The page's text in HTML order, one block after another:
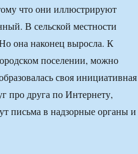
что они иллюстрируют
В сельской местности
она наконец выросла. К
поселении, можно
своя инициативная
про друга по Интернету,
письма в надзорные органы и